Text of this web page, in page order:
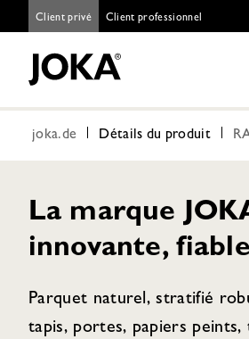
Client privé Client professionnel
joka.de Détails du produit
La marque
innovante, fiable
Parquet naturel, stratifié
tapis, portes, papiers